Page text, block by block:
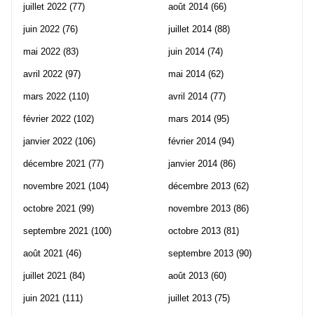
juillet 2022 (77)
juin 2022 (76)
mai 2022 (83)
avril 2022 (97)
mars 2022 (110)
février 2022 (102)
janvier 2022 (106)
décembre 2021 (77)
novembre 2021 (104)
octobre 2021 (99)
septembre 2021 (100)
août 2021 (46)
juillet 2021 (84)
juin 2021 (111)
août 2014 (66)
juillet 2014 (88)
juin 2014 (74)
mai 2014 (62)
avril 2014 (77)
mars 2014 (95)
février 2014 (94)
janvier 2014 (86)
décembre 2013 (62)
novembre 2013 (86)
octobre 2013 (81)
septembre 2013 (90)
août 2013 (60)
juillet 2013 (75)